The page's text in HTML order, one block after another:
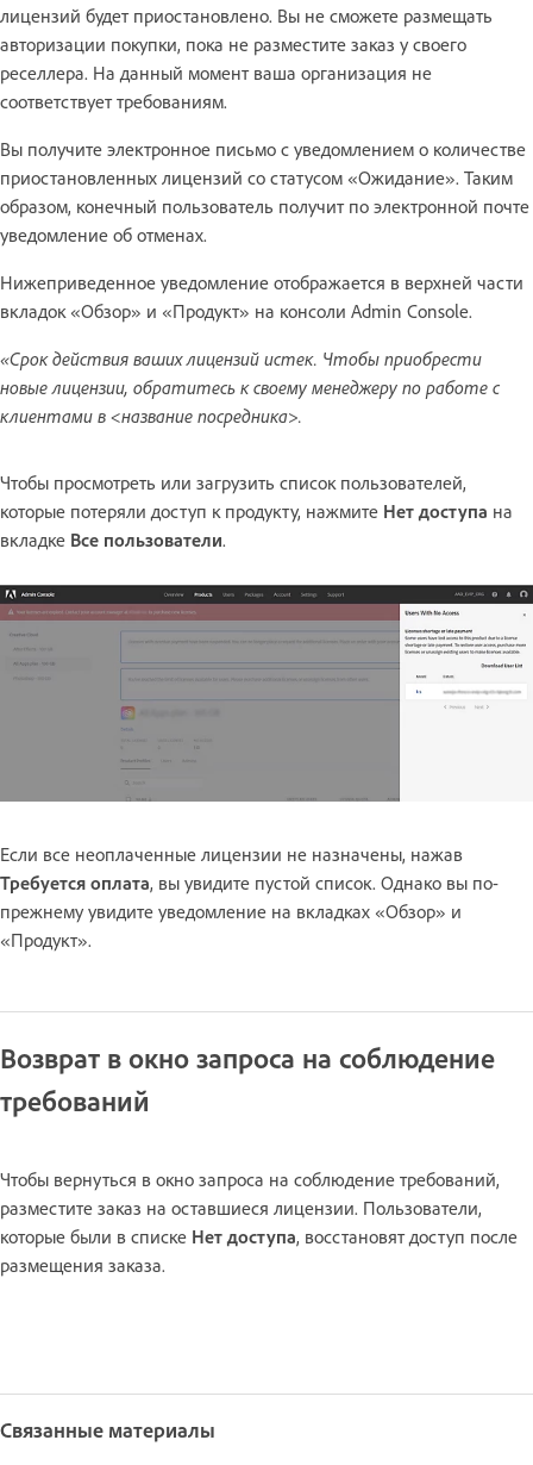
лицензий будет приостановлено. Вы не сможете размещать
авторизации покупки, пока не разместите заказ у своего
реселлера. На данный момент ваша организация не
соответствует требованиям.
Вы получите электронное письмо с уведомлением о количестве
приостановленных лицензий со статусом «Ожидание». Таким
образом, конечный пользователь получит по электронной почте
уведомление об отменах.
Нижеприведенное уведомление отображается в верхней части
вкладок «Обзор» и «Продукт» на консоли Admin Console.
«Срок действия ваших лицензий истек. Чтобы приобрести
новые лицензии, обратитесь к своему менеджеру по работе с
клиентами в <название посредника>.
Чтобы просмотреть или загрузить список пользователей,
которые потеряли доступ к продукту, нажмите Нет доступа на
вкладке Все пользователи.
Если все неоплаченные лицензии не назначены, нажав
Требуется оплата, вы увидите пустой список. Однако вы по-
прежнему увидите уведомление на вкладках «Обзор» и
«Продукт».
Возврат в окно запроса на соблюдение
требований
Чтобы вернуться в окно запроса на соблюдение требований,
разместите заказ на оставшиеся лицензии. Пользователи,
которые были в списке Нет доступа, восстановят доступ после
размещения заказа.
Связанные материалы